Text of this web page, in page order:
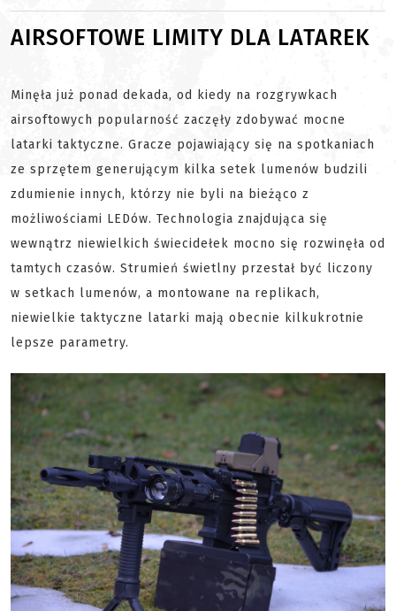
AIRSOFTOWE LIMITY DLA LATAREK
Minęła już ponad dekada, od kiedy na rozgrywkach
airsoftowych popularność zaczęły zdobywać mocne
latarki taktyczne. Gracze pojawiający się na spotkaniach
ze sprzętem generującym kilka setek lumenów budzili
zdumienie innych, którzy nie byli na bieżąco z
możliwościami LEDów. Technologia znajdująca się
wewnątrz niewielkich świecidełek mocno się rozwinęła od
tamtych czasów. Strumień świetlny przestał być liczony
w setkach lumenów, a montowane na replikach,
niewielkie taktyczne latarki mają obecnie kilkukrotnie
lepsze parametry.